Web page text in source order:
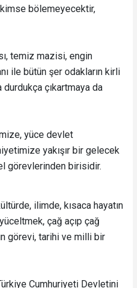
bölemeyecektir,
temiz mazisi, engin
ile bütün şer odakların kirli
durdukça çıkartmaya da
yüce devlet
yakışır bir gelecek
görevlerinden birisidir.
ilimde, kısaca hayatın
çağ açıp çağ
görevi, tarihi ve milli bir
Cumhuriyeti Devletini